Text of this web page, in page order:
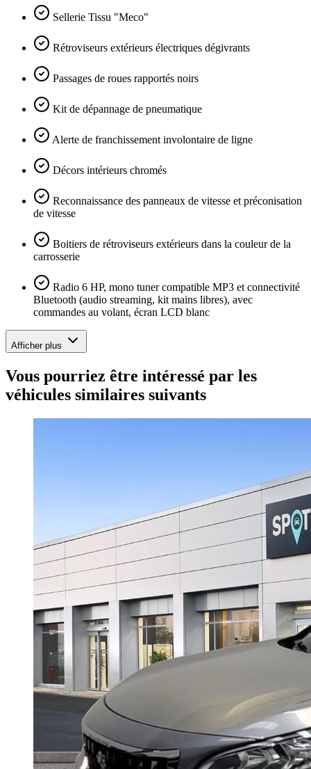
Sellerie Tissu "Meco"
Rétroviseurs extérieurs électriques dégivrants
Passages de roues rapportés noirs
Kit de dépannage de pneumatique
Alerte de franchissement involontaire de ligne
Décors intérieurs chromés
Reconnaissance des panneaux de vitesse et préconisation
de vitesse
Boitiers de rétroviseurs extérieurs dans la couleur de la
carrosserie
Radio 6 HP, mono tuner compatible MP3 et connectivité
Bluetooth (audio streaming, kit mains libres), avec
commandes au volant, écran LCD blanc
Afficher plus
Vous pourriez être intéressé par les
véhicules similaires suivants